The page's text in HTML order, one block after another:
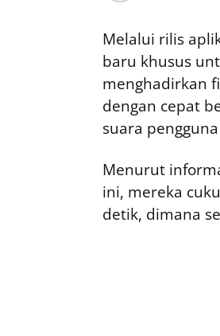
Melalui rilis
baru khusus
menghadirkan
dengan cepat
suara
Menurut
ini, mereka
detik, dimana